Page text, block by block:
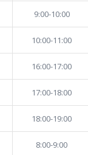
9:00-10:00
10:00-11:00
16:00-17:00
17:00-18:00
18:00-19:00
8:00-9:00